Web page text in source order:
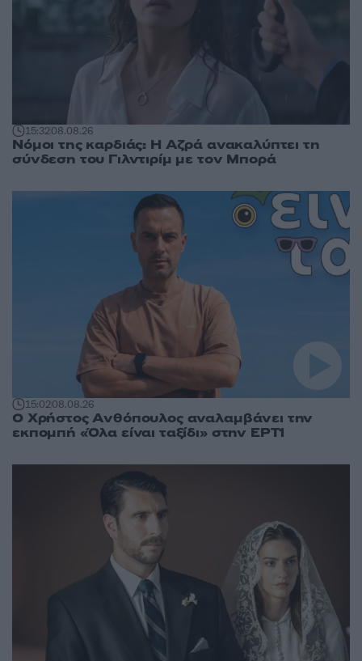
15:3208.08.26
Νόμοι της καρδιάς: Η Αζρά ανακαλύπτει τη
σύνδεση του Γιλντιρίμ με τον Μπορά
15:0208.08.26
Ο Χρήστος Ανθόπουλος αναλαμβάνει την
εκπομπή «Όλα είναι ταξίδι» στην ΕΡΤ1